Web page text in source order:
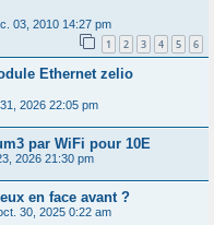
03, 2010 14:27 pm
1 2 3 4 5 6
Ethernet zelio
2026 22:05 pm
par WiFi pour 10E
2026 21:30 pm
en face avant ?
30, 2025 0:22 am